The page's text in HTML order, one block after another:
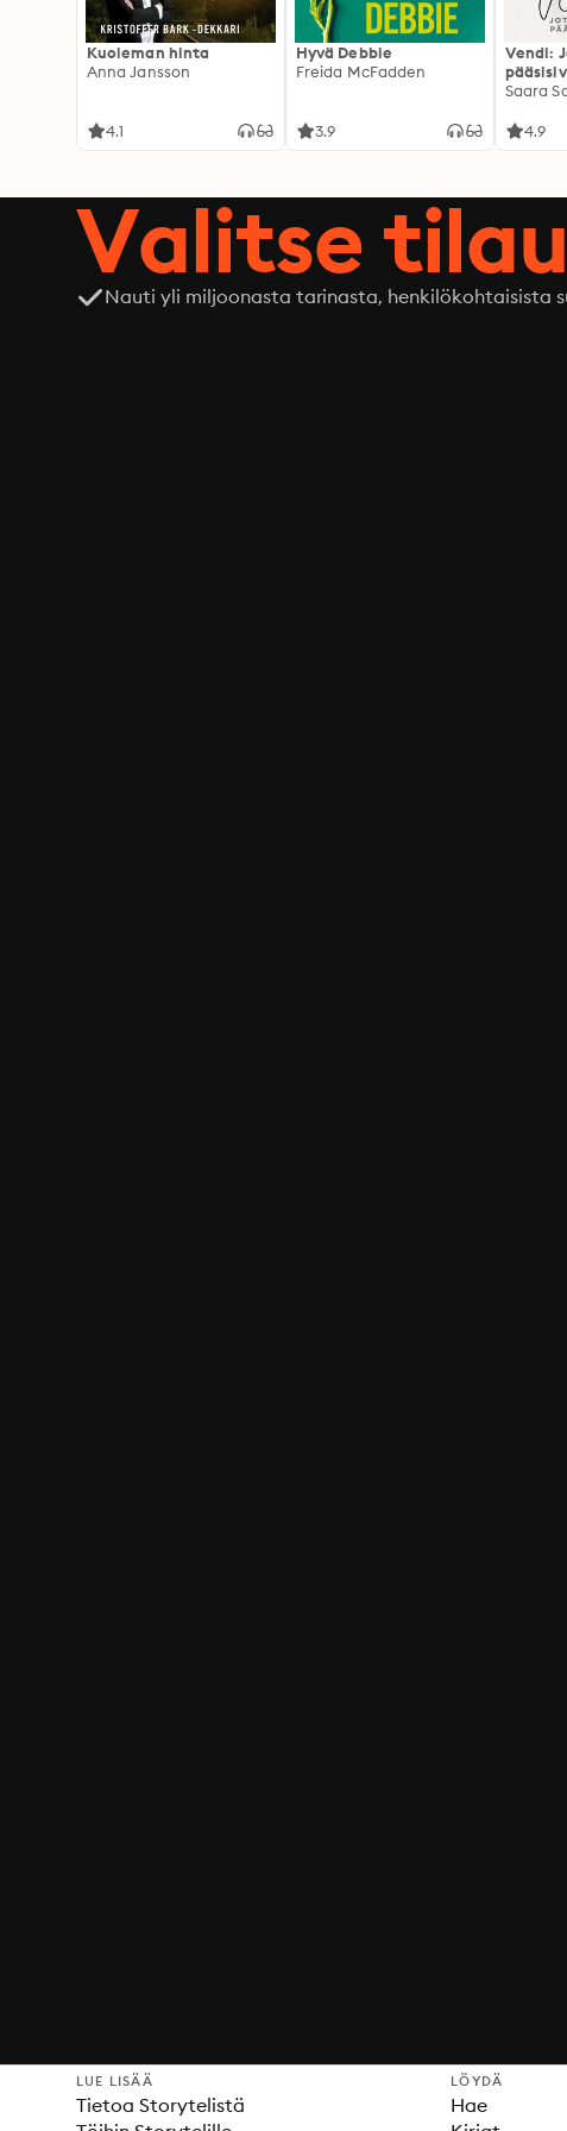
Kuoleman hinta
Anna Jansson
4.1
Hyvä Debbie
Freida McFadden
3.9
Vendi:
Saara
4.9
Valitse
Nauti yli miljoonasta tarinasta, henkilökohtaisista
LUE LISÄÄ
Tietoa Storytelistä
LÖYDÄ
Hae